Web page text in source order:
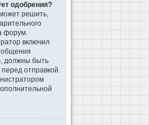
одобрения?
решить,
форум.
включил
должны быть
отправкой.